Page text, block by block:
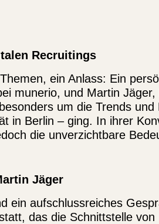
Recruitings
ein Anlass: Ein
munerio, und Martin Jäger,
um die Trends und
in Berlin – ging. In ihrer
die unverzichtbare
Jäger
ein aufschlussreiches
das die Schnittstelle von